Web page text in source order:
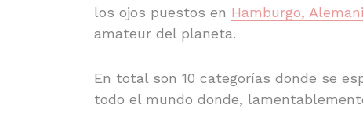
los ojos puestos en Hamburgo,
amateur del planeta.
En total son 10 categorías donde se
todo el mundo donde,